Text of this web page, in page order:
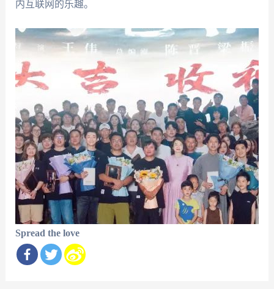
内互联网的乐趣。
Spread the love